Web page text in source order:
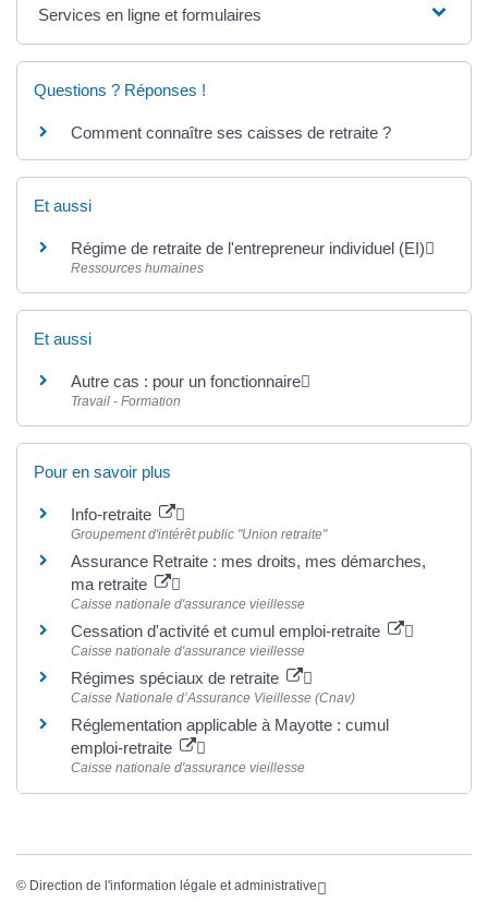
Services en ligne et formulaires
Questions ? Réponses !
Comment connaître ses caisses de retraite ?
Et aussi
Régime de retraite de l'entrepreneur individuel (EI)
Ressources humaines
Et aussi
Autre cas : pour un fonctionnaire
Travail - Formation
Pour en savoir plus
Info-retraite
Groupement d'intérêt public "Union retraite"
Assurance Retraite : mes droits, mes démarches,
ma retraite
Caisse nationale d'assurance vieillesse
Cessation d'activité et cumul emploi-retraite
Caisse nationale d'assurance vieillesse
Régimes spéciaux de retraite
Caisse Nationale d’Assurance Vieillesse (Cnav)
Réglementation applicable à Mayotte : cumul
emploi-retraite
Caisse nationale d'assurance vieillesse
© Direction de l'information légale et administrative